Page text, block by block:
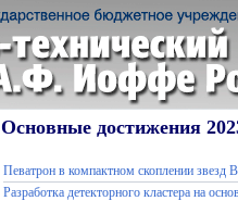
Основные достижения
Певатрон в компактном скоплении звезд
Разработка детекторного кластера на